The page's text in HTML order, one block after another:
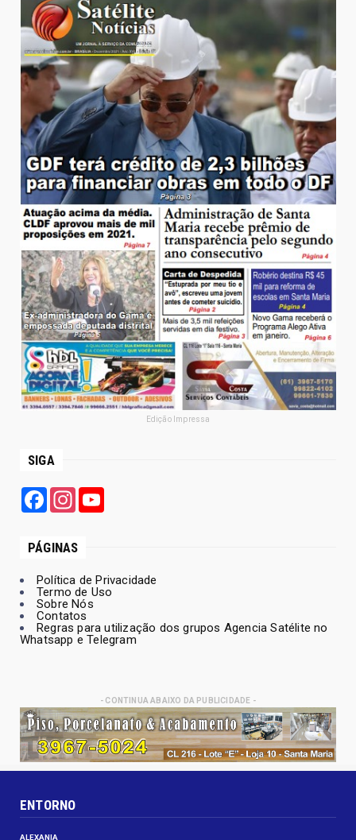
Edição Impressa
SIGA
FacebookInstagram
PÁGINAS
Política de Privacidade
Termo de Uso
Sobre Nós
Contatos
Regras para utilização dos grupos Agencia Satélite no
Whatsapp e Telegram
- CONTINUA ABAIXO DA PUBLICIDADE -
ENTORNO
ALEXANIA